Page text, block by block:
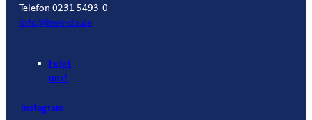
Telefon 0231 5493-0
info@hwk-do.de
Folgt
uns!
Instagram